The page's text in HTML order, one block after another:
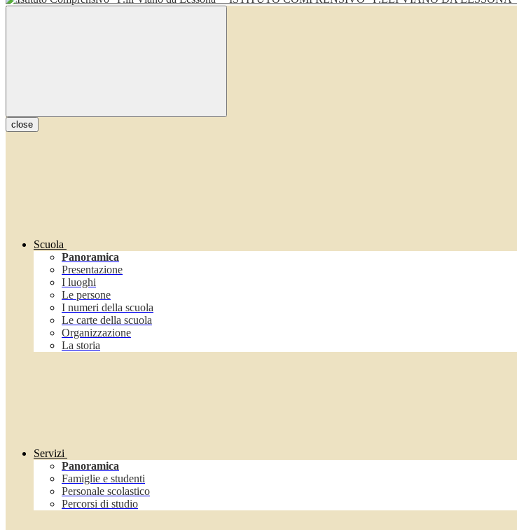
close
Scuola
Panoramica
Presentazione
I luoghi
Le persone
I numeri della scuola
Le carte della scuola
Organizzazione
La storia
Servizi
Panoramica
Famiglie e studenti
Personale scolastico
Percorsi di studio